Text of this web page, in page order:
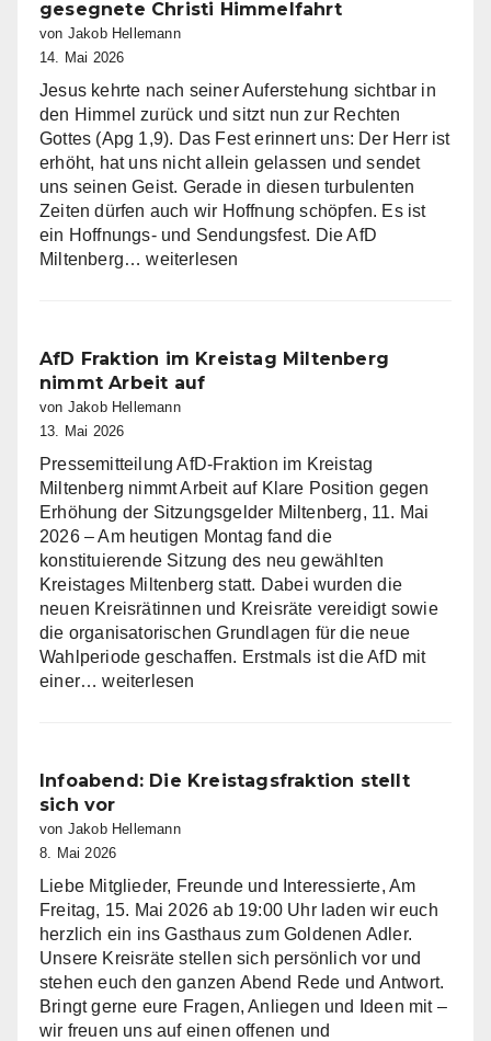
gesegnete Christi Himmelfahrt
von Jakob Hellemann
14. Mai 2026
Jesus kehrte nach seiner Auferstehung sichtbar in
den Himmel zurück und sitzt nun zur Rechten
Gottes (Apg 1,9). Das Fest erinnert uns: Der Herr ist
erhöht, hat uns nicht allein gelassen und sendet
uns seinen Geist. Gerade in diesen turbulenten
Zeiten dürfen auch wir Hoffnung schöpfen. Es ist
ein Hoffnungs- und Sendungsfest. Die AfD
Miltenberg…Die
eine
gesegnete
Christi
weiterlesen
AfD Fraktion im Kreistag Miltenberg
nimmt Arbeit auf
von Jakob Hellemann
13. Mai 2026
Pressemitteilung AfD-Fraktion im Kreistag
Miltenberg nimmt Arbeit auf Klare Position gegen
Erhöhung der Sitzungsgelder Miltenberg, 11. Mai
2026 – Am heutigen Montag fand die
konstituierende Sitzung des neu gewählten
Kreistages Miltenberg statt. Dabei wurden die
neuen Kreisrätinnen und Kreisräte vereidigt sowie
die organisatorischen Grundlagen für die neue
Wahlperiode geschaffen. Erstmals ist die AfD mit
einer…AfD
Miltenberg
nimmt
Arbeit
auf
weiterlesen
Infoabend: Die Kreistagsfraktion stellt
sich vor
von Jakob Hellemann
8. Mai 2026
Liebe Mitglieder, Freunde und Interessierte, Am
Freitag, 15. Mai 2026 ab 19:00 Uhr laden wir euch
herzlich ein ins Gasthaus zum Goldenen Adler.
Unsere Kreisräte stellen sich persönlich vor und
stehen euch den ganzen Abend Rede und Antwort.
Bringt gerne eure Fragen, Anliegen und Ideen mit –
wir freuen uns auf einen offenen und